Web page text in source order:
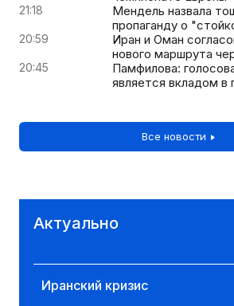
21:18
Мендель назвала
пропаганду о
20:59
Иран и Оман
нового маршрута
20:45
Памфилова:
является вкладом
Все новости
Актуально
Иранский кризис